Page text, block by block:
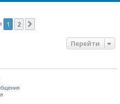
1 2
Перейти